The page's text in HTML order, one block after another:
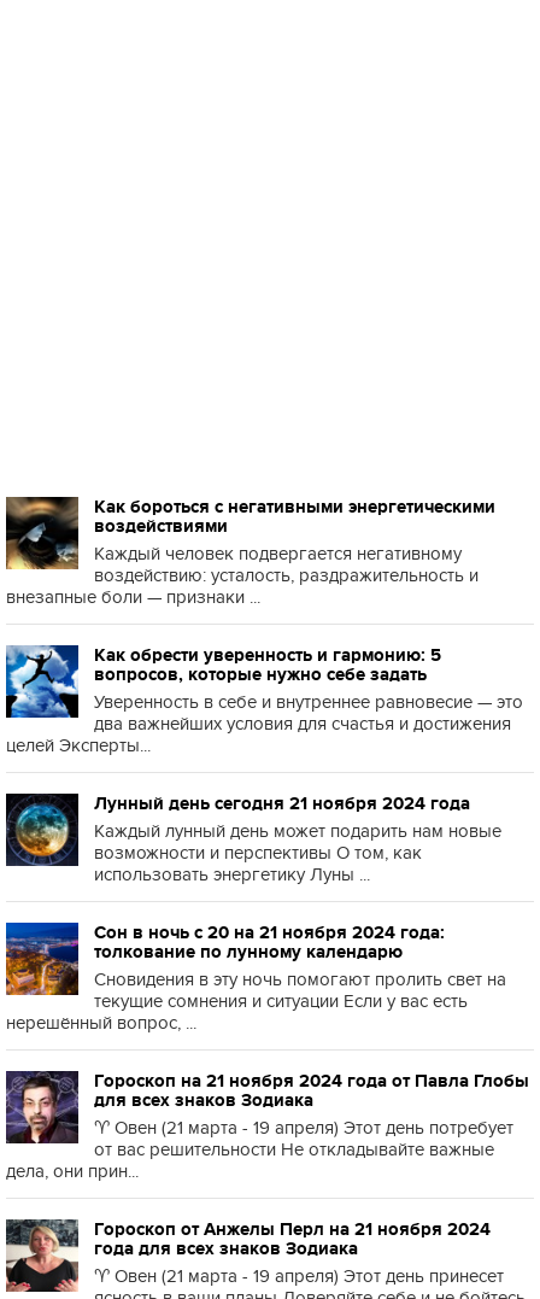
Как бороться с негативными энергетическими
воздействиями
Каждый человек подвергается негативному
воздействию: усталость, раздражительность и
внезапные боли — признаки ...
Как обрести уверенность и гармонию: 5
вопросов, которые нужно себе задать
Уверенность в себе и внутреннее равновесие — это
два важнейших условия для счастья и достижения
целей Эксперты...
Лунный день сегодня 21 ноября 2024 года
Каждый лунный день может подарить нам новые
возможности и перспективы О том, как
использовать энергетику Луны ...
Сон в ночь с 20 на 21 ноября 2024 года:
толкование по лунному календарю
Сновидения в эту ночь помогают пролить свет на
текущие сомнения и ситуации Если у вас есть
нерешённый вопрос, ...
Гороскоп на 21 ноября 2024 года от Павла Глобы
для всех знаков Зодиака
♈️ Овен (21 марта - 19 апреля) Этот день потребует
от вас решительности Не откладывайте важные
дела, они прин...
Гороскоп от Анжелы Перл на 21 ноября 2024
года для всех знаков Зодиака
♈️ Овен (21 марта - 19 апреля) Этот день принесет